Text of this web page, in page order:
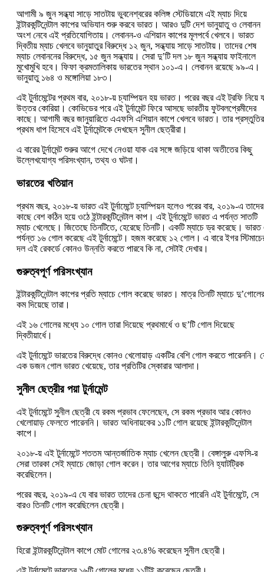
আগামী ৯ জুন সন্ধ্যা সাড়ে সাতটায় ভুবনেশ্বরের কলিঙ্গ স্টেডিয়ামে এই ম্যাচ দিয়ে
ইন্টারকন্টিনেন্টাল কাপের অভিযান শুরু করবে ভারত। আরও দুটি দেশ ভানুয়াতু ও লেবানন
অংশ নেবে এই প্রতিযোগিতায়। লেবানন-ও এশিয়ান কাপের মূলপর্বে খেলবে। ভারত
দ্বিতীয় ম্যাচ খেলবে ভানুয়াতুর বিরুদ্ধে ১২ জুন, সন্ধ্যায় সাড়ে সাতটায়। তাদের শেষ
ম্যাচ লেবাননের বিরুদ্ধে, ১৫ জুন সন্ধ্যায়। সেরা দু’টি দল ১৮ জুন সন্ধ্যায় ফাইনালে
মুখোমুখি হবে। ফিফা ক্রমতালিকায় ভারতের স্থান ১০১-এ। লেবানন রয়েছে ৯৯-এ।
ভানুয়াতু ১৬৪ ও মঙ্গোলিয়া ১৮৩।
এই টুর্নামেন্টের প্রথম বার, ২০১৮-য় চ্যাম্পিয়ন হয় ভারত। পরের বছর এই ট্রফি নিয়ে
উত্তর কোরিয়া। কোভিডের পরে এই টুর্নামেন্ট ফিরে আসছে ভারতীয় ফুটবলপ্রেমীদের
কাছে। আগামী বছর জানুয়ারিতে এএফসি এশিয়ান কাপে খেলবে ভারত। তার প্রস্তুতির
প্রথম ধাপ হিসেবে এই টুর্নামেন্টকে দেখছেন সুনীল ছেত্রীরা।
এ বারের টুর্নামেন্ট শুরুর আগে দেখে নেওয়া যাক এর সঙ্গে জড়িয়ে থাকা অতীতের কিছু
উল্লেখযোগ্য পরিসংখ্যান, তথ্য ও ঘটনা।
ভারতের খতিয়ান
প্রথম বছর, ২০১৮-য় ভারত এই টুর্নামেন্টে চ্যাম্পিয়ন হলেও পরের বার, ২০১৯-এ তাদের
কাছে বেশ কঠিন হয়ে ওঠে ইন্টারকন্টিনেন্টাল কাপ। এই টুর্নামেন্টে ভারত এ পর্যন্ত সাতটি
ম্যাচ খেলেছে। জিতেছে তিনটিতে, হেরেছে তিনটি। একটি ম্যাচে ড্র করেছে।
পর্যন্ত ১৬ গোল করেছে এই টুর্নামেন্টে। হজম করেছে ১২ গোল। এ বারে ইগর
দল এই রেকর্ডে কোনও উন্নতি করতে পারবে কি না, সেটাই দেখার।
গুরুত্বপূর্ণ পরিসংখ্যান
ইন্টারকন্টিনেন্টাল কাপের প্রতি ম্যাচে গোল করেছে ভারত। মাত্র তিনটি ম্যাচে দু’গোলের
কম দিয়েছে তারা।
এই ১৬ গোলের মধ্যে ১০ গোল তারা দিয়েছে প্রথমার্ধে ও ছ’টি গোল দিয়েছে
দ্বিতীয়ার্ধে।
এই টুর্নামেন্টে ভারতের বিরুদ্ধে কোনও খেলোয়াড় একটির বেশি গোল করতে পারেননি।
এক ডজন গোল ভারত খেয়েছে, তার প্রতিটির স্কোরার আলাদা।
সুনীল ছেত্রীর পয়া টুর্নামেন্ট
এই টুর্নামেন্টে সুনীল ছেত্রী যে রকম প্রভাব ফেলেছেন, সে রকম প্রভাব আর কোনও
খেলোয়াড় ফেলতে পারেননি। ভারত অধিনায়কের ১১টি গোল রয়েছে ইন্টারকন্টিনেন্টাল
কাপে।
২০১৮-য় এই টুর্নামেন্টে শততম আন্তর্জাতিক ম্যাচ খেলেন ছেত্রী। বেঙ্গালুরু এফসি-র
সেরা তারকা সেই ম্যাচে জোড়া গোল করেন। তার আগের ম্যাচে তিনি হ্যাটট্রিক
করেছিলেন।
পরের বছর, ২০১৯-এ যে বার ভারত তাদের চেনা ছন্দে থাকতে পারেনি এই টুর্নামেন্টে, সে
বারও তিনটি গোল করেছিলেন ছেত্রী।
গুরুত্বপূর্ণ পরিসংখ্যান
হিরো ইন্টারকন্টিনেন্টাল কাপে মোট গোলের ২৩.৪% করেছেন সুনীল ছেত্রী।